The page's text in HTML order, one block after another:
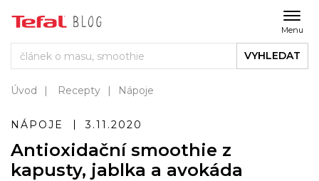
Menu
VYHLEDAT
Úvod Recepty Nápoje
NÁPOJE 3.11.2020
Antioxidační smoothie z
kapusty, jablka a avokáda